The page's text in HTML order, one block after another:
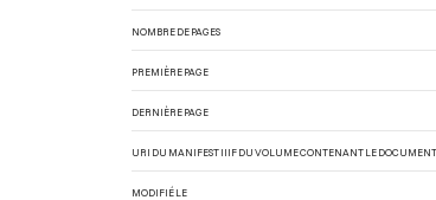
NOMBRE DE PAGES
PREMIÈRE PAGE
DERNIÈRE PAGE
URI DU MANIFEST IIIF DU VOLUME CONTENANT LE DOCUMENT
MODIFIÉ LE